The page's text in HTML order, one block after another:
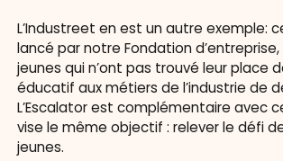
L’Industreet en est un autre exemple:
lancé par notre Fondation
jeunes qui n’ont pas trouvé leur place
éducatif aux métiers de l’industrie de
L’Escalator est complémentaire avec
vise le même objectif : relever le défi
jeunes.